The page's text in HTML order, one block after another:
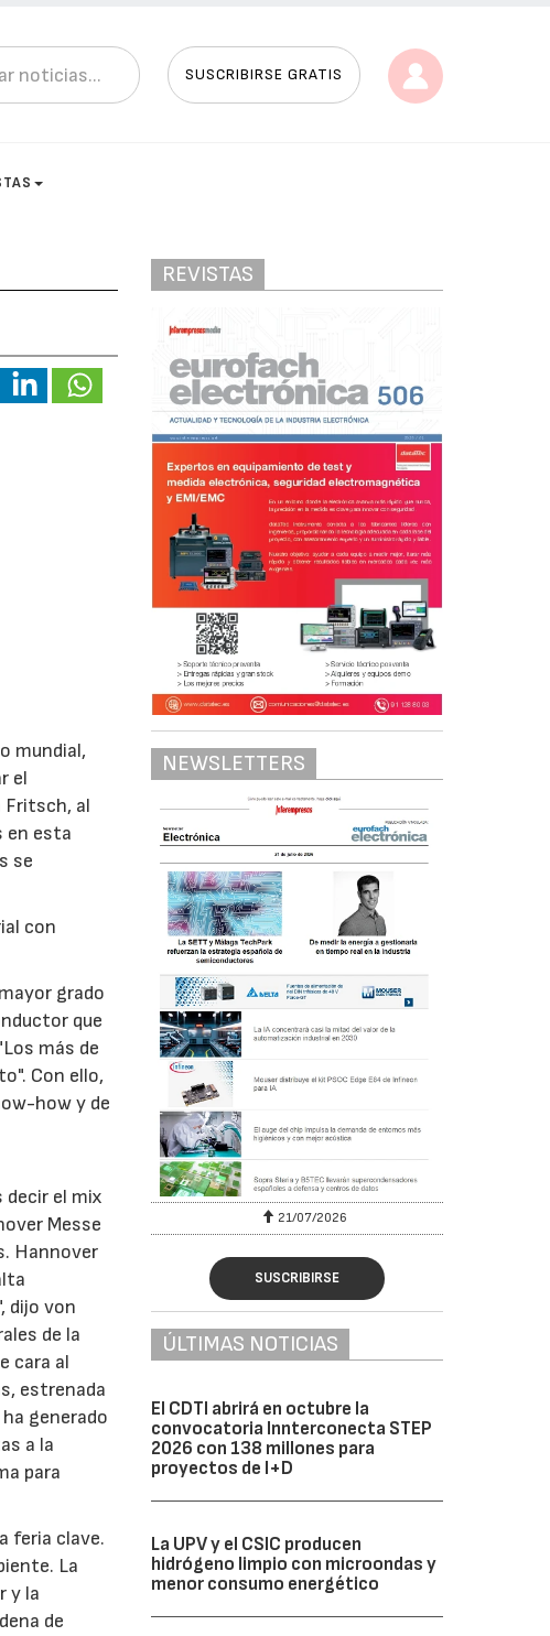
SUSCRIBIRSE GRATIS
mundial,
el
Fritsch, al
en esta
se
con
grado
que
más de
Con ello,
how y de
el mix
Messe
Hannover
dijo von
de la
cara al
estrenada
generado
a la
para
feria clave.
La
y la
de
REVISTAS
NEWSLETTERS
07/2026 21/07/2026
SUSCRIBIRSE
ÚLTIMAS NOTICIAS
El CDTI abrirá en octubre la
convocatoria Innterconecta STEP
2026 con 138 millones para
proyectos de I+D
La UPV y el CSIC producen
hidrógeno limpio con microondas y
menor consumo energético